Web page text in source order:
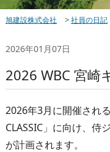
旭建設株式会社 > 社員の日記
2026年01月07日
2026 WBC 宮崎
2026年3月に開催され
CLASSIC」に向け、侍
が計画されます。